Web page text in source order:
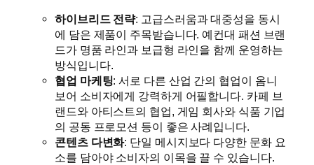
하이브리드 전략: 고급스러움과 대중성을 동시
에 담은 제품이 주목받습니다. 예컨대 패션 브랜
드가 명품 라인과 보급형 라인을 함께 운영하는
방식입니다.
협업 마케팅: 서로 다른 산업 간의 협업이 옴니
보어 소비자에게 강력하게 어필합니다. 카페 브
랜드와 아티스트의 협업, 게임 회사와 식품 기업
의 공동 프로모션 등이 좋은 사례입니다.
콘텐츠 다변화: 단일 메시지보다 다양한 문화 요
소를 담아야 소비자의 이목을 끌 수 있습니다.